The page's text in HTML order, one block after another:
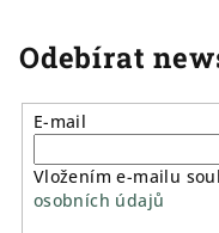
Odebírat
E-mail
Vložením e-mailu
osobních údajů